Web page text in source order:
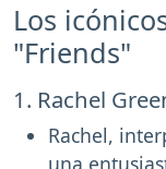
Los
"Friends"
1. Rachel
Rachel,